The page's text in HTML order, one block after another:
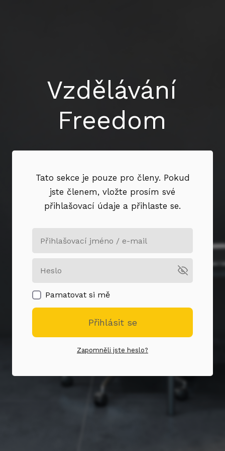
Vzdělávání
Freedom
Tato sekce je pouze pro členy. Pokud
jste členem, vložte prosím své
přihlašovací údaje a přihlaste se.
Pamatovat si mě
Přihlásit se
Zapomněli jste heslo?